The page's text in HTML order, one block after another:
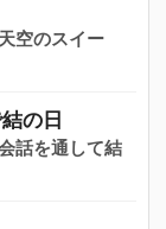
空のスイー
の日
話を通して結